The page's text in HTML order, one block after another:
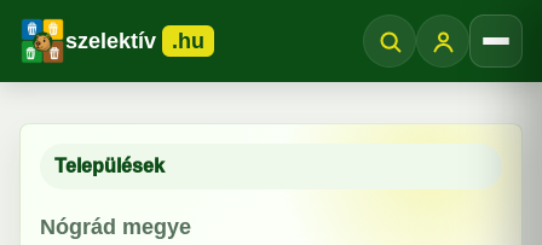
szelektív .hu
Települések
Nógrád megye